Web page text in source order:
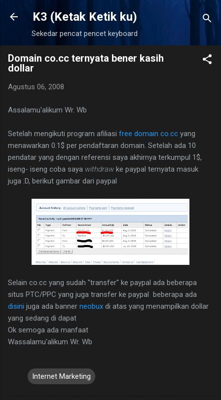
Langsung ke konten utama
K3 (Ketak Ketik ku)
Sekedar pencat pencet keyboard
Domain co.cc ternyata bener kasih
dollar
Agustus 06, 2008
Assalamu'alikum Wr. Wb
Setelah mengikuti program afiliasi free domain co.cc yang
menawarkan 0.1$ per pendaftaran domain. Setelah ada 10
pendatar yang dengan referensi saya akhirnya terkumpul 1$,
iseng- iseng coba saya withdraw ke paypal ternyata masuk
juga :D, berikut gambar dari paypal
Selain co.cc yang sudah "transfer" ke paypal ada beberapa
situs PTC/PPC yang juga transfer ke paypal beberapa ada
disini juga ada banner neobux di atas yang menampilkan dollar
yang sedang di dapat
Ok semoga ada manfaat
Wassalamu'alikum Wr. Wb
Internet Marketing